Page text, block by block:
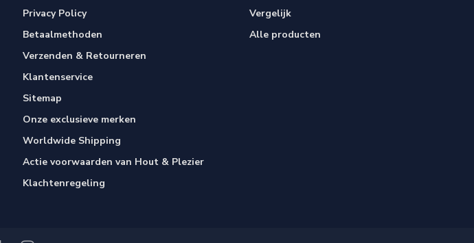
Privacy Policy
Betaalmethoden
Verzenden & Retourneren
Klantenservice
Sitemap
Onze exclusieve merken
Worldwide Shipping
Actie voorwaarden van Hout & Plezier
Klachtenregeling
Vergelijk
Alle producten